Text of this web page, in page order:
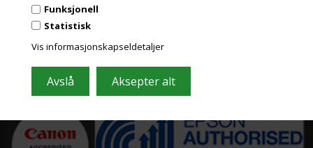
Funksjonell
Statistisk
Vis informasjonskapseldetaljer
Grafisk-Handel A/S © 2009
Danmark
CVR: 27 39 12 14